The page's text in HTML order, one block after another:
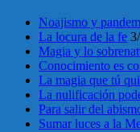
Noajismo y
La locura de la fe
Magia y lo
Conocimiento es
La magia que tú
La nulificación
Para salir del
Sumar luces a la